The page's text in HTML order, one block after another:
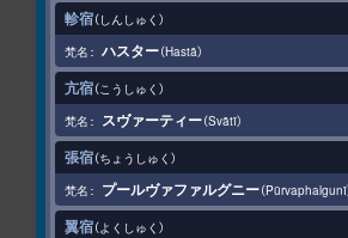
軫宿 しんしゅく
ハスター Hastā
亢宿 こうしゅく
スヴァーティー Svātī
張宿 ちょうしゅく
プールヴァファルグニー Pūrvaphalgunī
翼宿 よくしゅく